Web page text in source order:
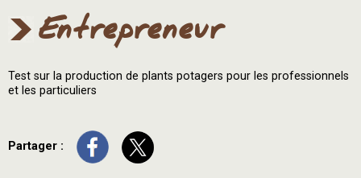
Entrepreneur
Test sur la production de plants potagers pour les professionnels
et les particuliers
Partager :